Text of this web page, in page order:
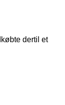
dertil et